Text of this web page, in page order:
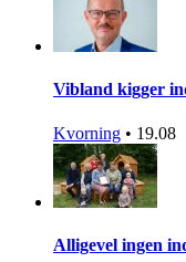
Vibland kigger
Kvorning • 19.08
Alligevel ingen